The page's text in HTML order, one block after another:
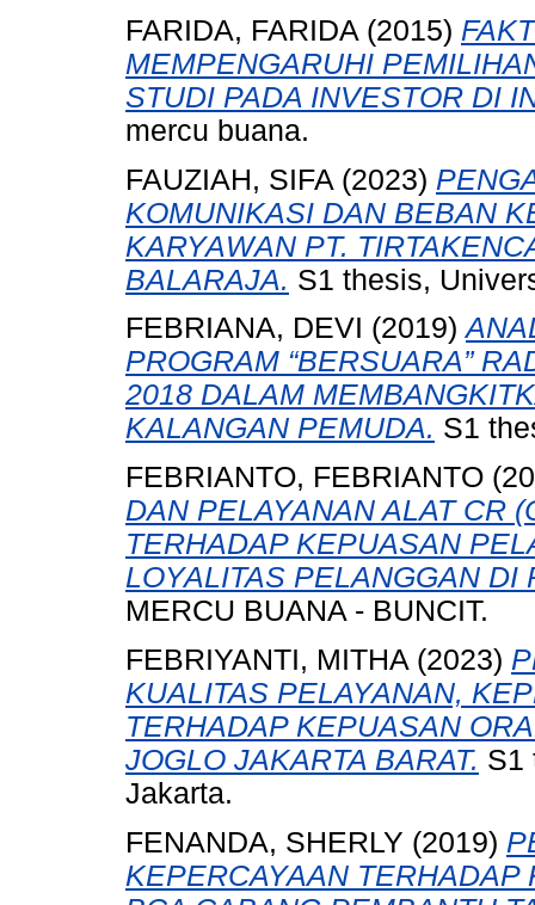
FARIDA, FARIDA (2015)
MEMPENGARUHI
STUDI PADA INVESTOR DI
mercu buana.
FAUZIAH, SIFA (2023)
KOMUNIKASI DAN BEBAN
KARYAWAN PT.
BALARAJA. S1 thesis,
FEBRIANA, DEVI (2019)
PROGRAM “BERSUARA”
2018 DALAM
KALANGAN PEMUDA. S1
FEBRIANTO, FEBRIANTO
DAN PELAYANAN ALAT CR
TERHADAP KEPUASAN
LOYALITAS PELANGGAN DI
MERCU BUANA - BUNCIT.
FEBRIYANTI, MITHA (2023)
KUALITAS PELAYANAN,
TERHADAP KEPUASAN
JOGLO JAKARTA BARAT. S1
Jakarta.
FENANDA, SHERLY (2019)
KEPERCAYAAN